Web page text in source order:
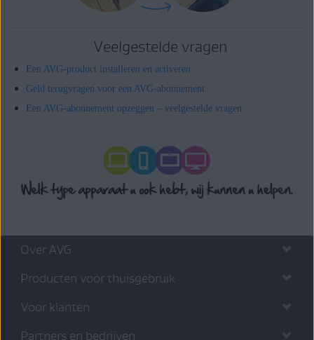
Veelgestelde vragen
Een AVG-product installeren en activeren
Geld terugvragen voor een AVG-abonnement
Een AVG-abonnement opzeggen – veelgestelde vragen
Over AVG
Producten voor thuisgebruik
Voor klanten
Partners en bedrijven